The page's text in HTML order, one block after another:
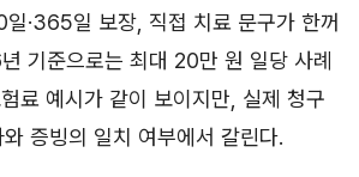
·365일 보장, 직접 치료 문구가 한꺼
기준으로는 최대 20만 원 일당 사례
료 예시가 같이 보이지만, 실제 청구
증빙의 일치 여부에서 갈린다.